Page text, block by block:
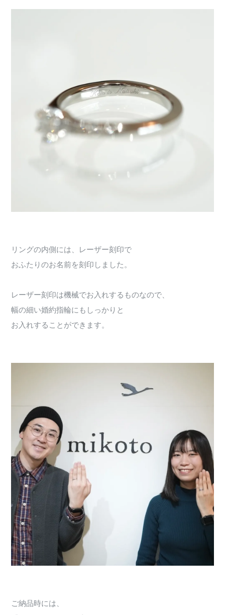
リングの内側には、レーザー刻印で
おふたりのお名前を刻印しました。
レーザー刻印は機械でお入れするものなので、
幅の細い婚約指輪にもしっかりと
お入れすることができます。
ご納品時には、